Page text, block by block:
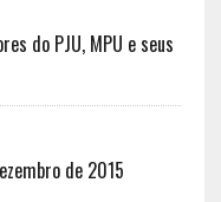
do PJU, MPU e seus
de 2015